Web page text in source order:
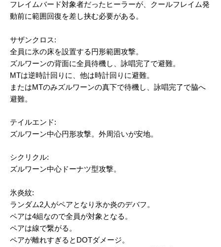
フレイムバード対象者だったヒーラーが、クールフレイム発
動前に範囲回復を差し挟む必要がある。
サザンクロス:
全員に氷の床を設置する円形範囲攻撃。
ズルワーンの背面に全員待機し、詠唱完了で避難。
MTは逆時計回りに、他は時計回りに避難。
またはMTのみズルワーンの真下で待機し、詠唱完了で脇へ
避難。
テイルエンド:
ズルワーン中心円形攻撃。外周沿いが安地。
シクリクル:
ズルワーン中心ドーナツ型攻撃。
氷炎紋:
ランダム2人がペアとなり氷か炎のデバフ。
ペアは4組なので全員が対象となる。
ペアは線で繋がる。
ペアが離れすぎるとDOTダメージ。